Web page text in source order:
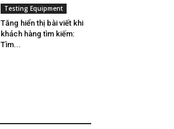
Testing Equipment
Tăng hiển thị bài viết khi
khách hàng tìm kiếm:
Tìm...